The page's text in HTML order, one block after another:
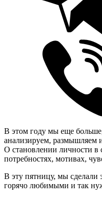
В этом году мы еще
анализируем, размышляем
О становлении личности в
потребностях, мотивах,
В эту пятницу, мы сделали
горячо любимыми и так